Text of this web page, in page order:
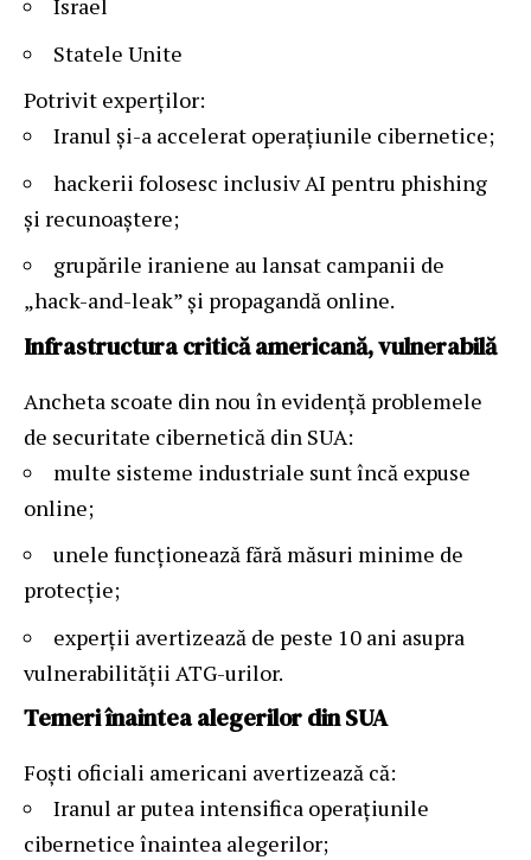
Israel
Statele Unite
Potrivit experților:
Iranul și-a accelerat operațiunile cibernetice;
hackerii folosesc inclusiv AI pentru phishing
și recunoaștere;
grupările iraniene au lansat campanii de
„hack-and-leak” și propagandă online.
Infrastructura critică americană, vulnerabilă
Ancheta scoate din nou în evidență problemele
de securitate cibernetică din SUA:
multe sisteme industriale sunt încă expuse
online;
unele funcționează fără măsuri minime de
protecție;
experții avertizează de peste 10 ani asupra
vulnerabilității ATG-urilor.
Temeri înaintea alegerilor din SUA
Foști oficiali americani avertizează că:
Iranul ar putea intensifica operațiunile
cibernetice înaintea alegerilor;